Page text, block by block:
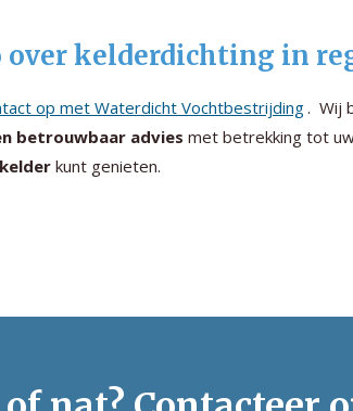
kelderdichting in
op met Waterdicht Vochtbestrijding. Wij
betrouwbaar advies met betrekking tot
kunt genieten.